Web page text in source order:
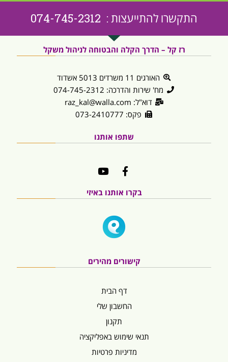
התקשרו להתייעצות : 074-745-2312
רז קל – הדרך הקלה והבטוחה לניהול משקל
האורגים 11 משרדים 5013 אשדוד
מח' שירות והדרכה: 074-745-2312
דוא"ל: raz_kal@walla.com
פקס: 073-2410777
שתפו אותנו
בקרו אותנו באיזי
קישורים מהירים
דף הבית
החשבון שלי
תקנון
תנאי שימוש באפליקציה
מדיניות פרטיות